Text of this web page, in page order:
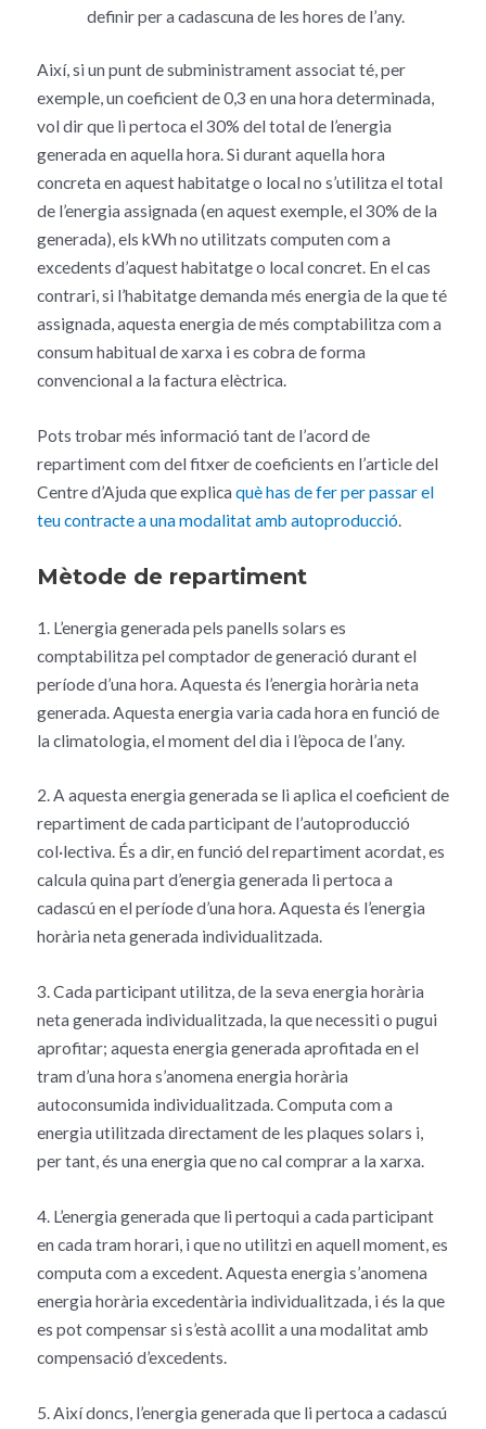
definir per a cadascuna de les hores de l’any.
Així, si un punt de subministrament associat té, per
exemple, un coeficient de 0,3 en una hora determinada,
vol dir que li pertoca el 30% del total de l’energia
generada en aquella hora. Si durant aquella hora
concreta en aquest habitatge o local no s’utilitza el total
de l’energia assignada (en aquest exemple, el 30% de la
generada), els kWh no utilitzats computen com a
excedents d’aquest habitatge o local concret. En el cas
contrari, si l’habitatge demanda més energia de la que té
assignada, aquesta energia de més comptabilitza com a
consum habitual de xarxa i es cobra de forma
convencional a la factura elèctrica.
Pots trobar més informació tant de l’acord de
repartiment com del fitxer de coeficients en l’article del
Centre d’Ajuda que explica què has de fer per passar el
teu contracte a una modalitat amb autoproducció.
Mètode de repartiment
1. L’energia generada pels panells solars es
comptabilitza pel comptador de generació durant el
període d’una hora. Aquesta és l’energia horària neta
generada. Aquesta energia varia cada hora en funció de
la climatologia, el moment del dia i l’època de l’any.
2. A aquesta energia generada se li aplica el coeficient de
repartiment de cada participant de l’autoproducció
col·lectiva. És a dir, en funció del repartiment acordat, es
calcula quina part d’energia generada li pertoca a
cadascú en el període d’una hora. Aquesta és l’energia
horària neta generada individualitzada.
3. Cada participant utilitza, de la seva energia horària
neta generada individualitzada, la que necessiti o pugui
aprofitar; aquesta energia generada aprofitada en el
tram d’una hora s’anomena energia horària
autoconsumida individualitzada. Computa com a
energia utilitzada directament de les plaques solars i,
per tant, és una energia que no cal comprar a la xarxa.
4. L’energia generada que li pertoqui a cada participant
en cada tram horari, i que no utilitzi en aquell moment, es
computa com a excedent. Aquesta energia s’anomena
energia horària excedentària individualitzada, i és la que
es pot compensar si s’està acollit a una modalitat amb
compensació d’excedents.
5. Així doncs, l’energia generada que li pertoca a cadascú